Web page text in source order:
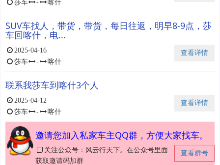
莎车
- 喀什
SUV车找人，带货，带货，每日往返，明早8-9点，莎
车回喀什，电...
查看详情
2025-04-16
莎车
- 喀什
联系我莎车到喀什3个人
查看详情
2025-04-12
莎车
- 喀什
邀请您加入私家车主QQ群，方便大家找车。
查看群号
关注公众号：风云行天下。在公众号里面
获取邀请码加群